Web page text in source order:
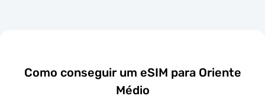
Como conseguir um eSIM para Oriente
Médio